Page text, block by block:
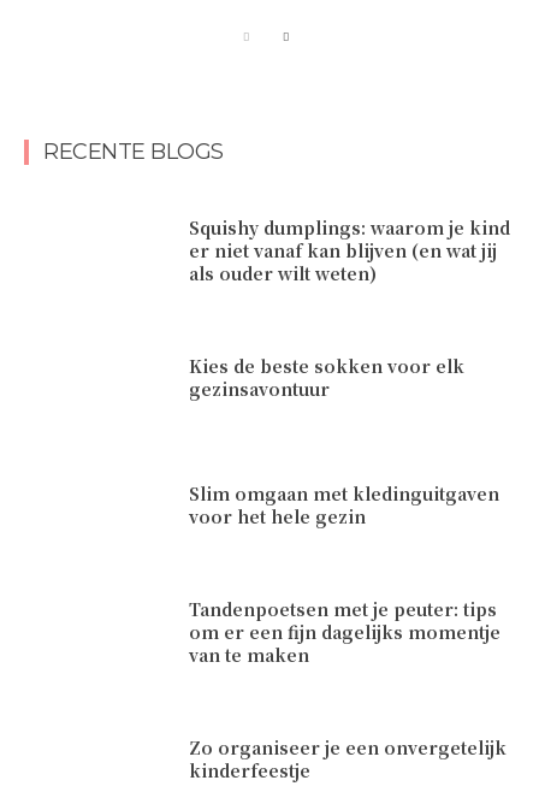
RECENTE BLOGS
Squishy dumplings: waarom je kind
er niet vanaf kan blijven (en wat jij
als ouder wilt weten)
Kies de beste sokken voor elk
gezinsavontuur
Slim omgaan met kledinguitgaven
voor het hele gezin
Tandenpoetsen met je peuter: tips
om er een fijn dagelijks momentje
van te maken
Zo organiseer je een onvergetelijk
kinderfeestje